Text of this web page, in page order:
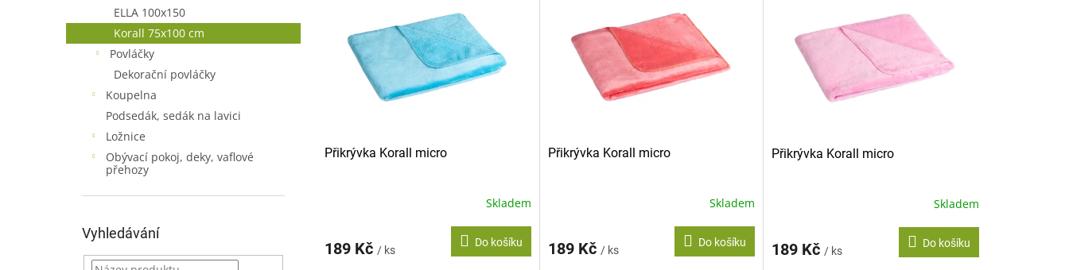
ELLA 100x150
Korall 75x100 cm
Povláčky
Dekorační povláčky
Koupelna
Podsedák, sedák na lavici
Ložnice
Obývací pokoj, deky, vaflové
přehozy
Vyhledávání
Přikrývka Korall micro
Skladem
189 Kč / ks
Do košíku
Přikrývka Korall micro
Skladem
189 Kč / ks
Do košíku
Přikrývka Korall micro
Skladem
189 Kč / ks
Do košíku